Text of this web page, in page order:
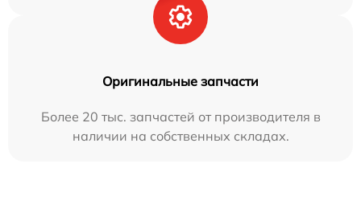
Оригинальные запчасти
Более 20 тыс. запчастей от производителя в
наличии на собственных складах.